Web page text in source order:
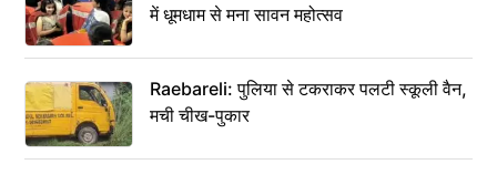
में धूमधाम से मना सावन महोत्सव
Raebareli: पुलिया से टकराकर पलटी स्कूली वैन,
मची चीख-पुकार